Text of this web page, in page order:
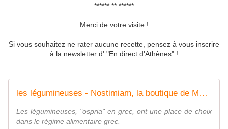
****** ** ******
Merci de votre visite !
Si vous souhaitez ne rater aucune recette, pensez à vous inscrire
à la newsletter d' "En direct d'Athènes" !
les légumineuses - Nostimiam, la boutique de MaryAthenes
Les légumineuses, "ospria" en grec, ont une place de choix
dans le régime alimentaire grec.